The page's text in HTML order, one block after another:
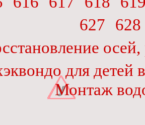
627
628
для детей
Монтаж